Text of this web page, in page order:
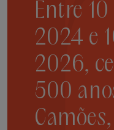
Entre
2024 e
2026,
500